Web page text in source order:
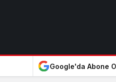
Google'da Abone